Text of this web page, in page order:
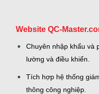
Website QC-
Chuyên nhập khẩu và
lường và điều khiển.
Tích hợp hệ thống
thông công nghiệp.